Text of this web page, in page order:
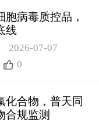
病毒质控品，
线
2026-07-07
0
化合物，普天同
合规监测